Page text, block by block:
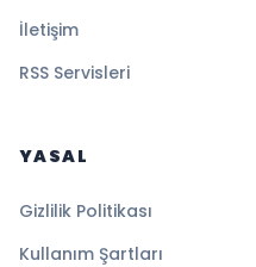
İletişim
RSS Servisleri
YASAL
Gizlilik Politikası
Kullanım Şartları